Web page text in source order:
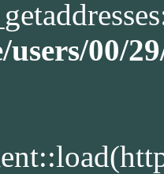
users/00/